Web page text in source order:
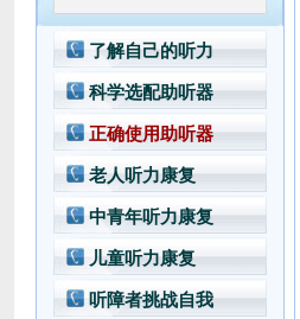
了解自己的听力
科学选配助听器
正确使用助听器
老人听力康复
中青年听力康复
儿童听力康复
听障者挑战自我